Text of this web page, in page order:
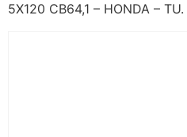
5X120 CB64,1 – HONDA –